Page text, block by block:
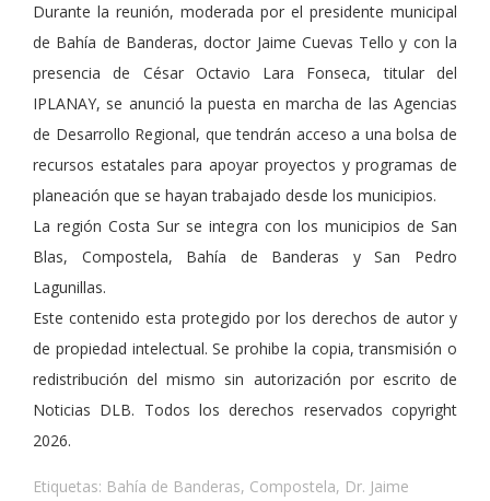
Durante la reunión, moderada por el presidente municipal
de Bahía de Banderas, doctor Jaime Cuevas Tello y con la
presencia de César Octavio Lara Fonseca, titular del
IPLANAY, se anunció la puesta en marcha de las Agencias
de Desarrollo Regional, que tendrán acceso a una bolsa de
recursos estatales para apoyar proyectos y programas de
planeación que se hayan trabajado desde los municipios.
La región Costa Sur se integra con los municipios de San
Blas, Compostela, Bahía de Banderas y San Pedro
Lagunillas.
Este contenido esta protegido por los derechos de autor y
de propiedad intelectual. Se prohibe la copia, transmisión o
redistribución del mismo sin autorización por escrito de
Noticias DLB. Todos los derechos reservados copyright
2026.
Etiquetas: Bahía de Banderas, Compostela, Dr. Jaime